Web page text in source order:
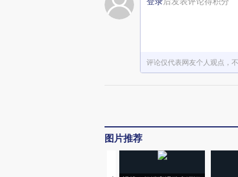
评论仅代表网友个人观点，
图片推荐